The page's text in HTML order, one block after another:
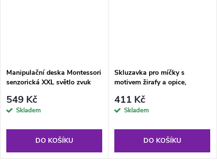
Manipulační deska Montessori
senzorická XXL světlo zvuk
549 Kč
Skladem
DO KOŠÍKU
Skluzavka pro míčky s
motivem žirafy a opice,
411 Kč
Skladem
DO KOŠÍKU